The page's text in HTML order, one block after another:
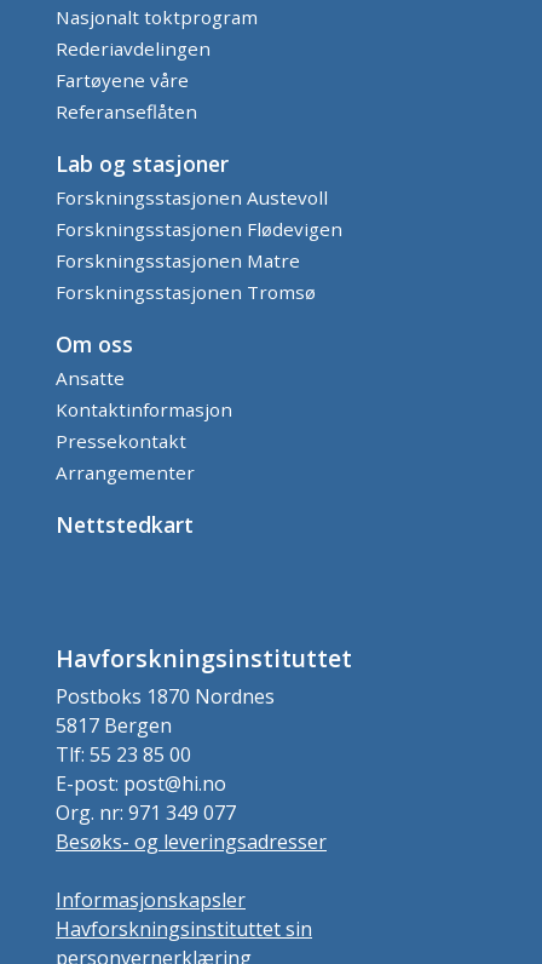
Nasjonalt toktprogram
Rederiavdelingen
Fartøyene våre
Referanseflåten
Lab og stasjoner
Forskningsstasjonen Austevoll
Forskningsstasjonen Flødevigen
Forskningsstasjonen Matre
Forskningsstasjonen Tromsø
Om oss
Ansatte
Kontaktinformasjon
Pressekontakt
Arrangementer
Nettstedkart
Havforskningsinstituttet
Postboks 1870 Nordnes
5817 Bergen
Tlf: 55 23 85 00
E-post: post@hi.no
Org. nr: 971 349 077
Besøks- og leveringsadresser
Informasjonskapsler
Havforskningsinstituttet sin
personvernerklæring